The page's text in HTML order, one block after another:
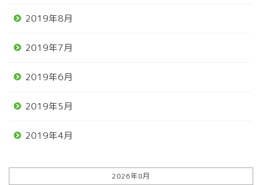
2019年8月
2019年7月
2019年6月
2019年5月
2019年4月
2026年8月